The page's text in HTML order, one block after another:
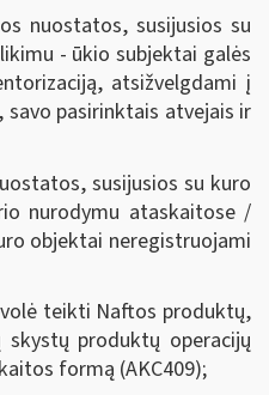
susijusios su
- ūkio subjektai galės
atsižvelgdami į
pasirinktais atvejais ir
susijusios su kuro
nurodymu ataskaitose /
objektai neregistruojami
Naftos produktų,
produktų operacijų
formą (AKC409);